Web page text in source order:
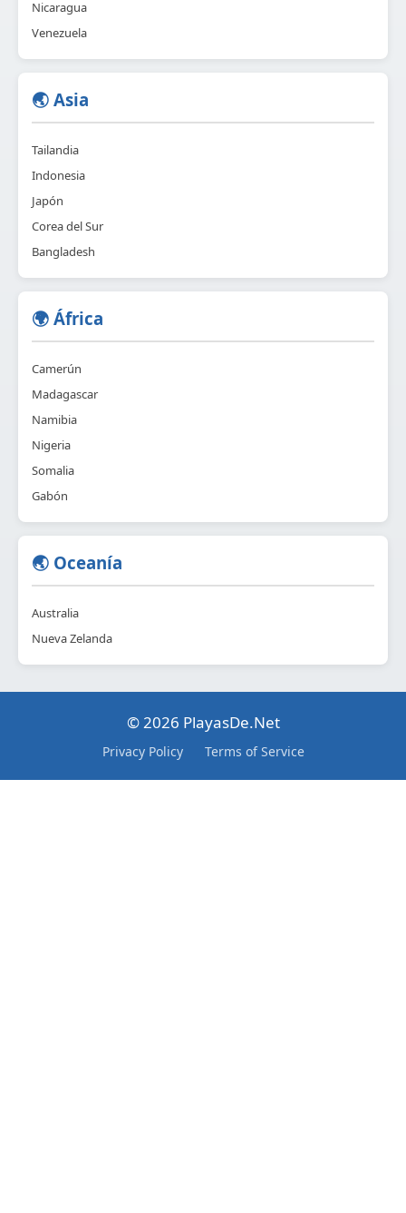
Nicaragua
Venezuela
🌏 Asia
Tailandia
Indonesia
Japón
Corea del Sur
Bangladesh
🌍 África
Camerún
Madagascar
Namibia
Nigeria
Somalia
Gabón
🌏 Oceanía
Australia
Nueva Zelanda
© 2026 PlayasDe.Net
Privacy Policy Terms of Service